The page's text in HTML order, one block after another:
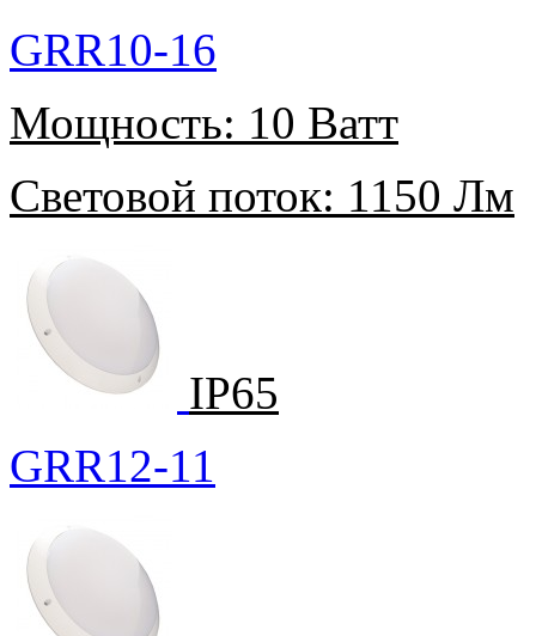
GRR10-16
Мощность: 10 Ватт
Световой поток: 1150 Лм
IP65
GRR12-11